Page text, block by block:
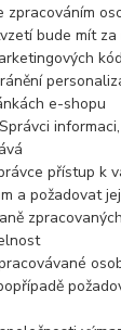
zpracováním
bude mít
e-shopu
přístup k
a požadovat